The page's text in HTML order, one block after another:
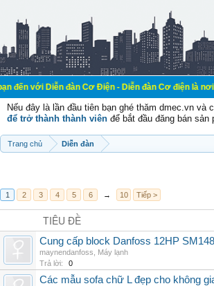
đàn Cơ Điện - Diễn đàn Cơ điện là nơi chia sẽ
Nếu đây là lần đầu tiên bạn ghé thăm dmec.vn
để trở thành thành viên để bắt đầu đăng bán sản
Trang chủ Diễn đàn
1 2 3 4 5 6 → 10 Tiếp >
TIÊU ĐỀ
Cung cấp block Danfoss 12HP
maynendanfoss
Máy lạnh
Trả lời:
0
Các mẫu sofa chữ L đẹp cho không